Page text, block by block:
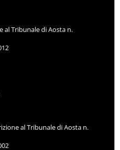
al Tribunale di Aosta n.
al Tribunale di Aosta n.